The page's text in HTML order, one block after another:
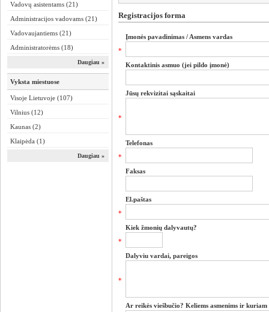
Vadovų asistentams (21)
Administracijos vadovams (21)
Vadovaujantiems (21)
Administratorėms (18)
Daugiau »
Vyksta miestuose
Visoje Lietuvoje (107)
Vilnius (12)
Kaunas (2)
Klaipėda (1)
Daugiau »
Registracijos forma
Įmonės pavadinimas / Asmens vardas
*
Kontaktinis asmuo (jei pildo įmonė)
Jūsų rekvizitai sąskaitai
*
Telefonas
*
Faksas
El.paštas
*
Kiek žmonių dalyvautų?
*
Dalyviu vardai, pareigos
*
Ar reikės viešbučio? Keliems asmenims ir